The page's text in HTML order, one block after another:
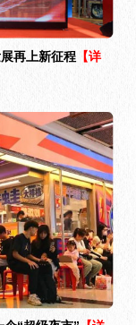
再上新征程 【详